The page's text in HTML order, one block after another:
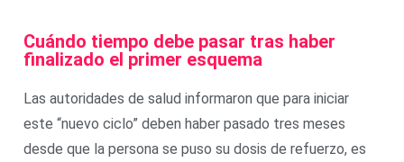
Cuándo tiempo debe pasar tras haber
finalizado el primer esquema
Las autoridades de salud informaron que para iniciar
este “nuevo ciclo” deben haber pasado tres meses
desde que la persona se puso su dosis de refuerzo, es